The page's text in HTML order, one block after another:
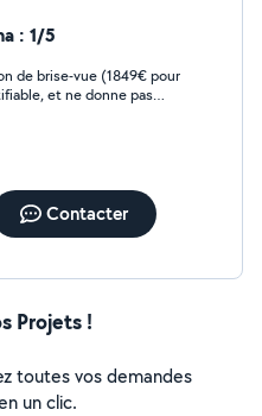
: 1/5
de brise-vue (1849€ pour
et ne donne pas
Contacter
Projets !
toutes vos demandes
un clic.